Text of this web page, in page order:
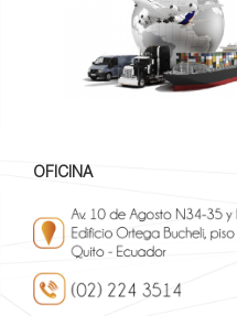
OFICINA